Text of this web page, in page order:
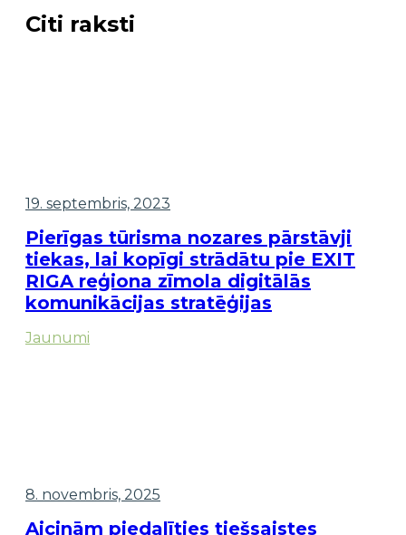
Citi raksti
19. septembris, 2023
Pierīgas tūrisma nozares pārstāvji
tiekas, lai kopīgi strādātu pie EXIT
RIGA reģiona zīmola digitālās
komunikācijas stratēģijas
Jaunumi
8. novembris, 2025
Aicinām piedalīties tiešsaistes